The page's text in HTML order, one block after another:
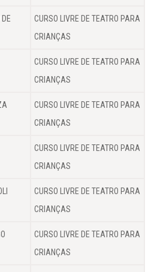
CURSO LIVRE DE TEATRO PARA
CRIANÇAS
CURSO LIVRE DE TEATRO PARA
CRIANÇAS
CURSO LIVRE DE TEATRO PARA
CRIANÇAS
CURSO LIVRE DE TEATRO PARA
CRIANÇAS
CURSO LIVRE DE TEATRO PARA
CRIANÇAS
CURSO LIVRE DE TEATRO PARA
CRIANÇAS